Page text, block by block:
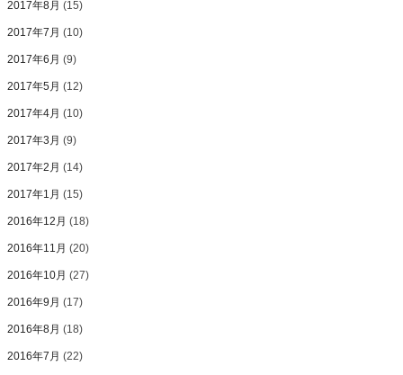
2017年8月 (15)
2017年7月 (10)
2017年6月 (9)
2017年5月 (12)
2017年4月 (10)
2017年3月 (9)
2017年2月 (14)
2017年1月 (15)
2016年12月 (18)
2016年11月 (20)
2016年10月 (27)
2016年9月 (17)
2016年8月 (18)
2016年7月 (22)